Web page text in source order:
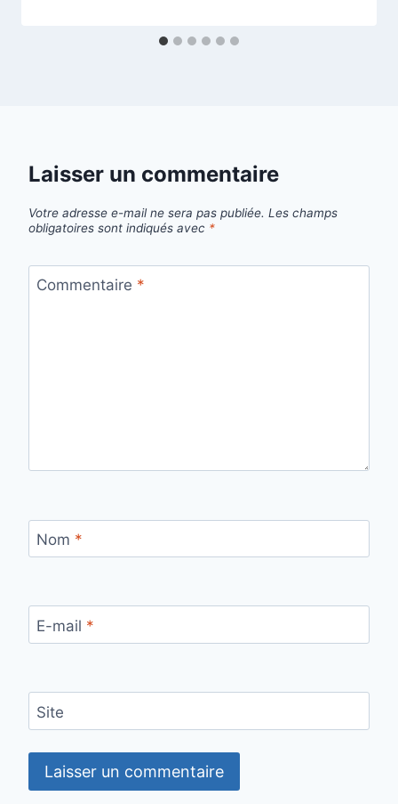
Laisser un commentaire
Votre adresse e-mail ne sera pas publiée. Les champs
obligatoires sont indiqués avec *
Commentaire *
Nom *
E-mail *
Site